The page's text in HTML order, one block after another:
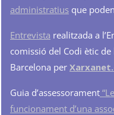
administratius que
Entrevista realitzada a
comissió del Codi ètic de
Barcelona per
Guia d’assessorament
funcionament d’una